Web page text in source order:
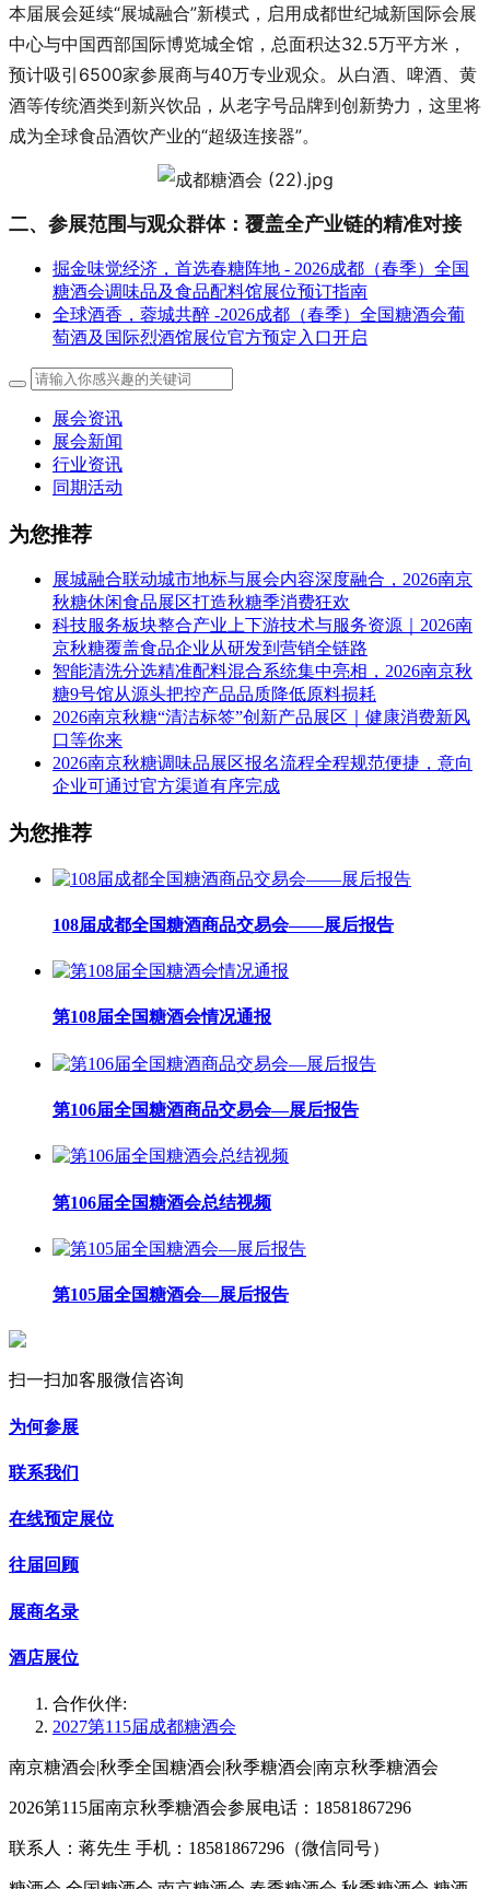
本届展会延续“展城融合”新模式，启用成都世纪城新国际会展
中心与中国西部国际博览城全馆，总面积达32.5万平方米，
预计吸引6500家参展商与40万专业观众。从白酒、啤酒、黄
酒等传统酒类到新兴饮品，从老字号品牌到创新势力，这里将
成为全球食品酒饮产业的“超级连接器”。
二、参展范围与观众群体：覆盖全产业链的精准对接
掘金味觉经济，首选春糖阵地 - 2026成都（春季）全国
糖酒会调味品及食品配料馆展位预订指南
全球酒香，蓉城共醉 -2026成都（春季）全国糖酒会葡
萄酒及国际烈酒馆展位官方预定入口开启
展会资讯
展会新闻
行业资讯
同期活动
为您推荐
展城融合联动城市地标与展会内容深度融合，2026南京
秋糖休闲食品展区打造秋糖季消费狂欢
科技服务板块整合产业上下游技术与服务资源｜2026南
京秋糖覆盖食品企业从研发到营销全链路
智能清洗分选精准配料混合系统集中亮相，2026南京秋
糖9号馆从源头把控产品品质降低原料损耗
2026南京秋糖“清洁标签”创新产品展区｜健康消费新风
口等你来
2026南京秋糖调味品展区报名流程全程规范便捷，意向
企业可通过官方渠道有序完成
为您推荐
108届成都全国糖酒商品交易会——展后报告
第108届全国糖酒会情况通报
第106届全国糖酒商品交易会—展后报告
第106届全国糖酒会总结视频
第105届全国糖酒会—展后报告
扫一扫加客服微信咨询
为何参展
联系我们
在线预定展位
往届回顾
展商名录
酒店展位
合作伙伴:
2027第115届成都糖酒会
南京糖酒会|秋季全国糖酒会|秋季糖酒会|南京秋季糖酒会
2026第115届南京秋季糖酒会参展电话：18581867296
联系人：蒋先生 手机：18581867296（微信同号）